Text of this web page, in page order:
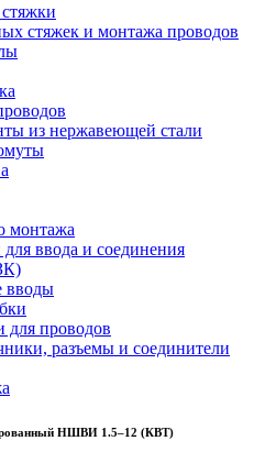
стяжек и монтажа проводов
из нержавеющей стали
монтажа
ввода и соединения
вводы
для проводов
разъемы и соединители
НШВИ 1.5–12 (КВТ)